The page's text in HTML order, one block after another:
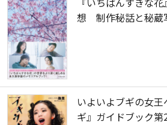
想 制作秘話と秘蔵
いよいよブギの女
ギ』ガイドブック第